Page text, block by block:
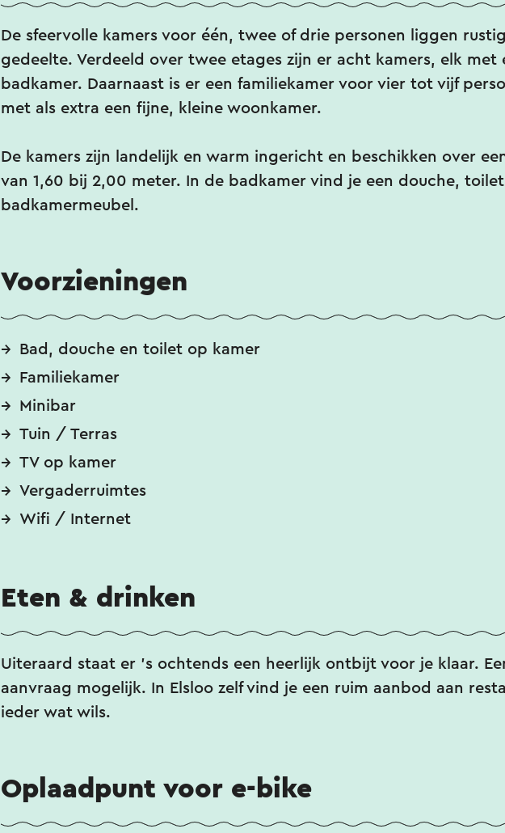
De sfeervolle kamers voor één, twee of drie personen liggen
gedeelte. Verdeeld over twee etages zijn er acht kamers, elk met
badkamer. Daarnaast is er een familiekamer voor vier tot vijf
met als extra een fijne, kleine woonkamer.
De kamers zijn landelijk en warm ingericht en beschikken over
van 1,60 bij 2,00 meter. In de badkamer vind je een douche,
badkamermeubel.
Voorzieningen
Bad, douche en toilet op kamer
Familiekamer
Minibar
Tuin / Terras
TV op kamer
Vergaderruimtes
Wifi / Internet
Eten & drinken
Uiteraard staat er ’s ochtends een heerlijk ontbijt voor je klaar.
aanvraag mogelijk. In Elsloo zelf vind je een ruim aanbod aan
ieder wat wils.
Oplaadpunt voor e-bike